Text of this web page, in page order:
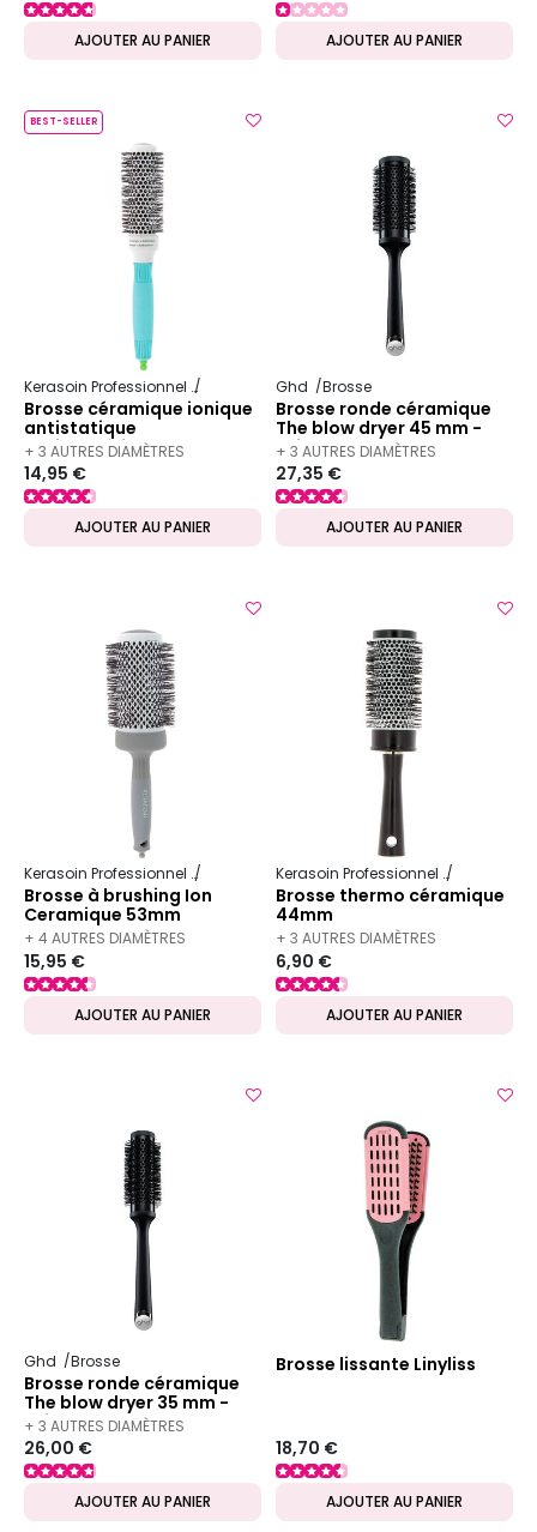
AJOUTER AU PANIER AJOUTER AU PANIER
BEST-SELLER
Kerasoin Professionnel Matériel Coiffure Brosse à brushing
Brosse céramique ionique
antistatique
antibactérienne 35mm
+ 3 AUTRES DIAMÈTRES
DISPONIBLES
14,95 €
AJOUTER AU PANIER
Ghd Brosse
Brosse ronde céramique
The blow dryer 45 mm -
taille 3
+ 3 AUTRES DIAMÈTRES
DISPONIBLES
27,35 €
AJOUTER AU PANIER
Kerasoin Professionnel Matériel Coiffure Brosse à brushing
Brosse à brushing Ion
Ceramique 53mm
+ 4 AUTRES DIAMÈTRES
DISPONIBLES
15,95 €
AJOUTER AU PANIER
Kerasoin Professionnel
Brosse thermo céramique
44mm
+ 3 AUTRES DIAMÈTRES
DISPONIBLES
6,90 €
AJOUTER AU PANIER
Ghd Brosse
Brosse ronde céramique
The blow dryer 35 mm -
taille 2
+ 3 AUTRES DIAMÈTRES
DISPONIBLES
26,00 €
AJOUTER AU PANIER
Brosse lissante Linyliss
18,70 €
AJOUTER AU PANIER